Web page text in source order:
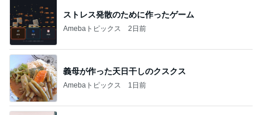
ストレス発散のために作ったゲーム
Amebaトピックス 2日前
義母が作った天日干しのクスクス
Amebaトピックス 1日前